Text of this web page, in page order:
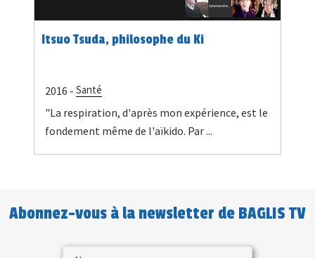
Itsuo Tsuda, philosophe du Ki
2016 - Santé
"La respiration, d'après mon expérience, est le
fondement même de l'aïkido. Par ...
Abonnez-vous à la newsletter de BAGLIS TV